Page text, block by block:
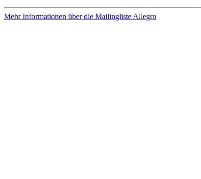
Mehr Informationen über die Mailingliste Allegro